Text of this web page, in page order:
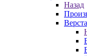
Назад